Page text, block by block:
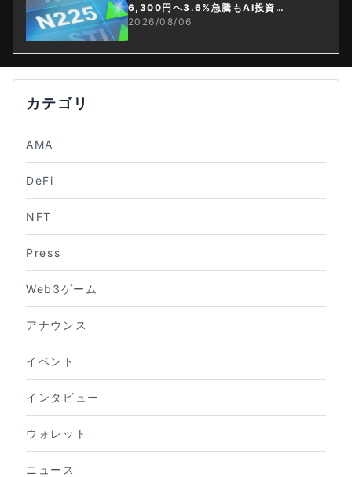
6,300円へ3.6%急騰もAI投資回
収懸念が再燃
2026/08/06
カテゴリ
AMA
DeFi
NFT
Press
Web3ゲーム
アナウンス
イベント
インタビュー
ウォレット
ニュース